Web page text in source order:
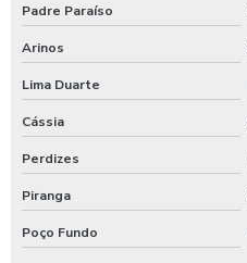
Padre Paraíso
Arinos
Lima Duarte
Cássia
Perdizes
Piranga
Poço Fundo